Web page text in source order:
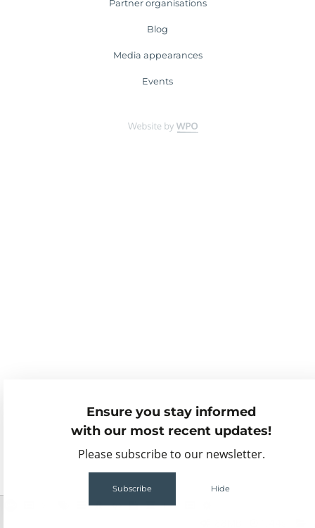
Ensure you stay informed
with our most recent updates!
Please subscribe to our newsletter.
Subscribe Hide
Partner organisations
Blog
Media appearances
Events
68